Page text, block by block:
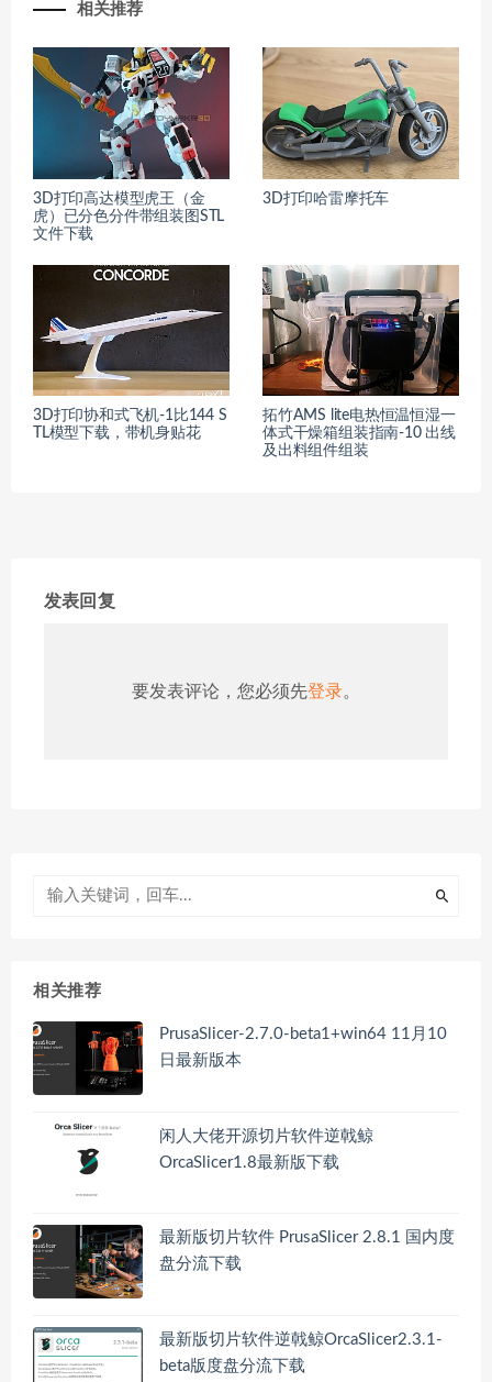
相关推荐
3D打印高达模型虎王（金
虎）已分色分件带组装图STL
文件下载
3D打印哈雷摩托车
3D打印协和式飞机-1比144 S
TL模型下载，带机身贴花
拓竹AMS lite电热恒温恒湿一
体式干燥箱组装指南-10 出线
及出料组件组装
发表回复
要发表评论，您必须先登录。
相关推荐
PrusaSlicer-2.7.0-beta1+win64 11月10
日最新版本
闲人大佬开源切片软件逆戟鲸
OrcaSlicer1.8最新版下载
最新版切片软件 PrusaSlicer 2.8.1 国内度
盘分流下载
最新版切片软件逆戟鲸OrcaSlicer2.3.1-
beta版度盘分流下载